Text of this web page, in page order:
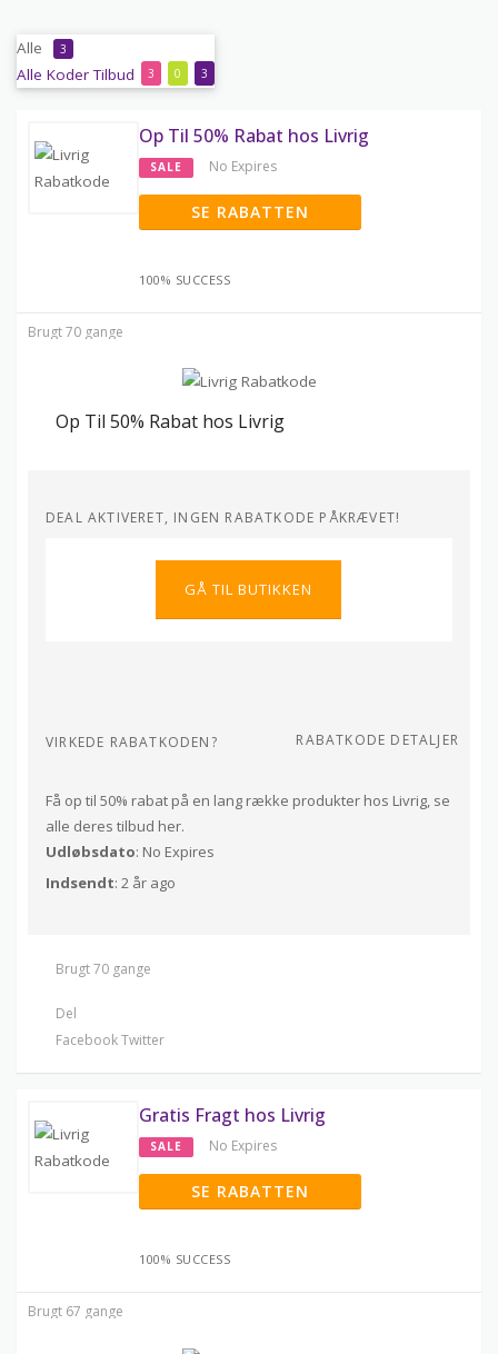
Alle 3
Alle 3
Koder 0
Tilbud 3
Op Til 50% Rabat hos Livrig
SALE No Expires
SE RABATTEN
100% SUCCESS
Brugt 70 gange
Op Til 50% Rabat hos Livrig
DEAL AKTIVERET, INGEN RABATKODE PÅKRÆVET!
GÅ TIL BUTIKKEN
VIRKEDE RABATKODEN? RABATKODE DETALJER
Få op til 50% rabat på en lang række produkter hos Livrig, se
alle deres tilbud her.
Udløbsdato: No Expires
Indsendt: 2 år ago
Brugt 70 gange
Del
FacebookTwitter
Gratis Fragt hos Livrig
SALE No Expires
SE RABATTEN
100% SUCCESS
Brugt 67 gange